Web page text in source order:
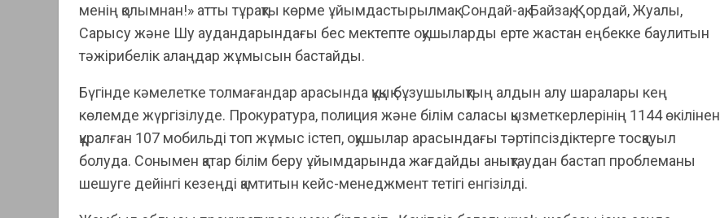
менің қолымнан!» атты тұрақты көрме ұйымдастырылмақ. Сондай-ақ, Байзақ, Қордай, Жуалы,
Сарысу және Шу аудандарындағы бес мектепте оқушыларды ерте жастан еңбекке баулитын
тәжірибелік алаңдар жұмысын бастайды.
Бүгінде кәмелетке толмағандар арасында құқық бұзушылықтың алдын алу шаралары кең
көлемде жүргізілуде. Прокуратура, полиция және білім саласы қызметкерлерінің 1144 өкілінен
құралған 107 мобильді топ жұмыс істеп, оқушылар арасындағы тәртіпсіздіктерге тосқауыл
болуда. Сонымен қатар білім беру ұйымдарында жағдайды анықтаудан бастап проблеманы
шешуге дейінгі кезеңді қамтитын кейс-менеджмент тетігі енгізілді.